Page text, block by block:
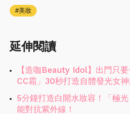
美妝
延伸閱讀
【造咖Beauty Idol】出門只
CC霜」30秒打造自體發光女
5分鐘打造白開水妝容！「極
能對抗紫外線！